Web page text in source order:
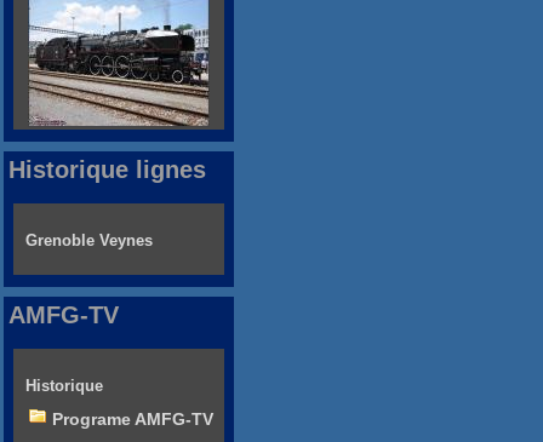
Historique lignes
Grenoble Veynes
AMFG-TV
Historique
Programe AMFG-TV